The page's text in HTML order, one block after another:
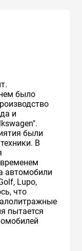
было
и
были
В
автомобили
Lupo,
что
пытается